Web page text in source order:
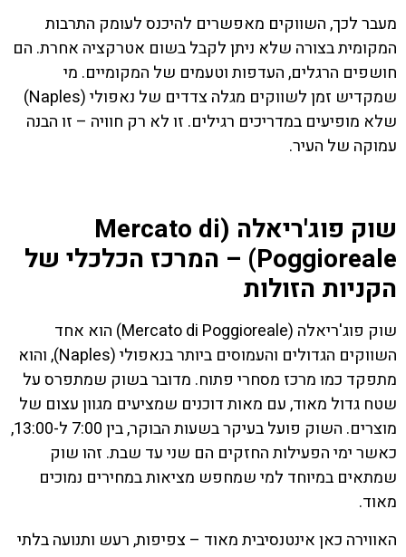
מעבר לכך, השווקים מאפשרים להיכנס לעומק התרבות
המקומית בצורה שלא ניתן לקבל בשום אטרקציה אחרת. הם
חושפים הרגלים, העדפות וטעמים של המקומיים. מי
שמקדיש זמן לשווקים מגלה צדדים של נאפולי (Naples)
שלא מופיעים במדריכים רגילים. זו לא רק חוויה – זו הבנה
עמוקה של העיר.
שוק פוג'ריאלה (Mercato di
Poggioreale) – המרכז הכלכלי של
הקניות הזולות
שוק פוג'ריאלה (Mercato di Poggioreale) הוא אחד
השווקים הגדולים והעמוסים ביותר בנאפולי (Naples), והוא
מתפקד כמו מרכז מסחרי פתוח. מדובר בשוק שמתפרס על
שטח גדול מאוד, עם מאות דוכנים שמציעים מגוון עצום של
מוצרים. השוק פועל בעיקר בשעות הבוקר, בין 7:00 ל-13:00,
כאשר ימי הפעילות החזקים הם שני עד שבת. זהו שוק
שמתאים במיוחד למי שמחפש מציאות במחירים נמוכים
מאוד.
האווירה כאן אינטנסיבית מאוד – צפיפות, רעש ותנועה בלתי